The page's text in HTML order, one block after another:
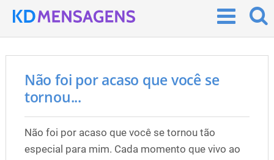
Não foi por acaso que você se
tornou...
Não foi por acaso que você se tornou tão
especial para mim. Cada momento que vivo ao